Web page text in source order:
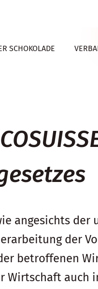
SCHOKOLADE
angesichts der
betroffenen
Wirtschaft auch